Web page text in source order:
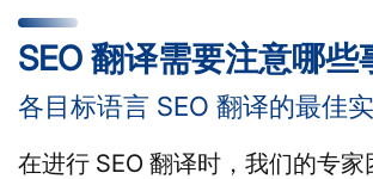
SEO 翻译需要注意哪些
各目标语言 SEO 翻译的最佳
在进行 SEO 翻译时，我们的专